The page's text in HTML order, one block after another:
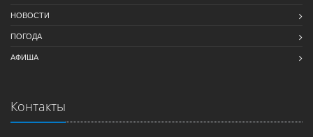
НОВОСТИ
ПОГОДА
АФИША
Контакты